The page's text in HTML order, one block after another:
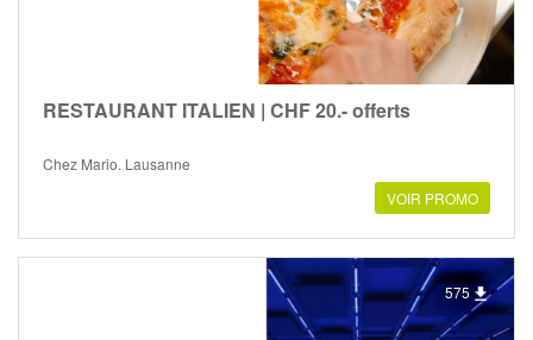
RESTAURANT ITALIEN | CHF 20.- offerts
Chez Mario, Lausanne
VOIR PROMO
575